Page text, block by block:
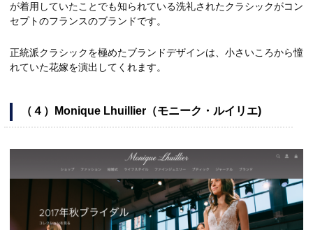
が着用していたことでも知られている洗礼されたクラシックがコン
セプトのフランスのブランドです。
正統派クラシックを極めたブランドデザインは、小さいころから憧
れていた花嫁を演出してくれます。
（４）Monique Lhuillier（モニーク・ルイリエ)